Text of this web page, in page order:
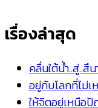
เรื่องล่าสุด
คลื่นใต้น้ำ..สู่..
อยู่กับโลกที่ไม่เ
ให้จิตอยู่เหนือ